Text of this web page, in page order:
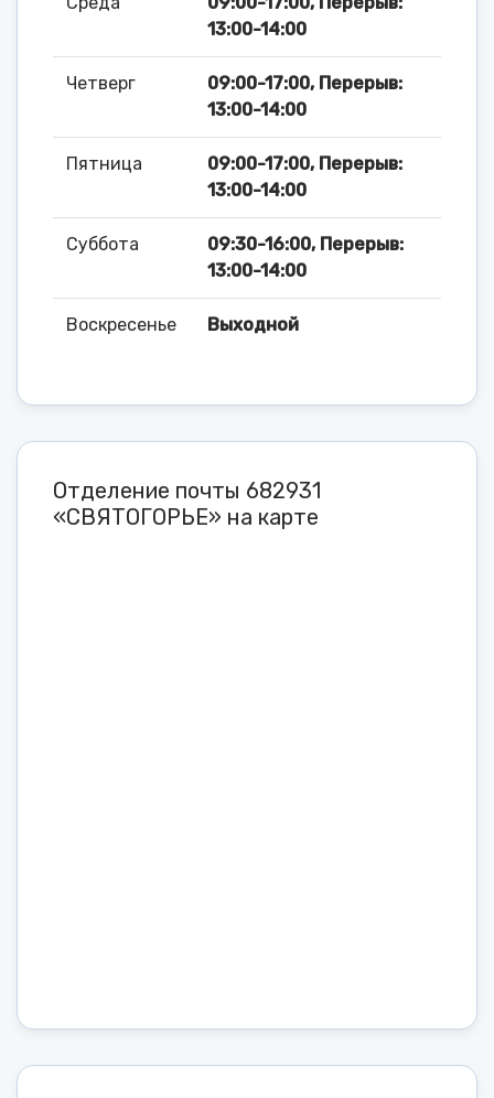
13:00-14:00
Четверг
09:00-17:00, Перерыв:
13:00-14:00
Пятница
09:00-17:00, Перерыв:
13:00-14:00
Суббота
09:30-16:00, Перерыв:
13:00-14:00
Воскресенье Выходной
Отделение почты 682931
«СВЯТОГОРЬЕ» на карте